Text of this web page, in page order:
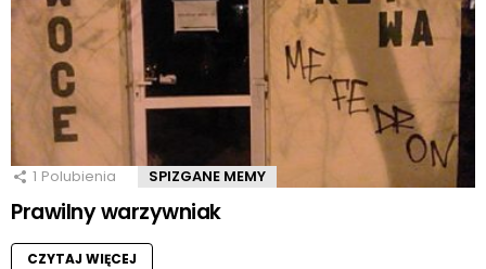
1 Polubienia SPIZGANE MEMY
Prawilny warzywniak
CZYTAJ WIĘCEJ